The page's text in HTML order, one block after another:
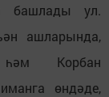
башлады ул.
ашларында,
Корбан
өндәде,